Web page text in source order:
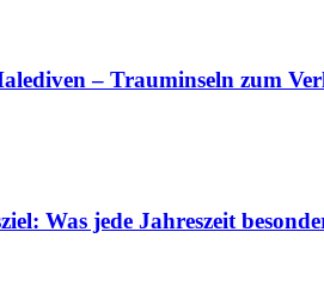
– Trauminseln zum
Was jede Jahreszeit